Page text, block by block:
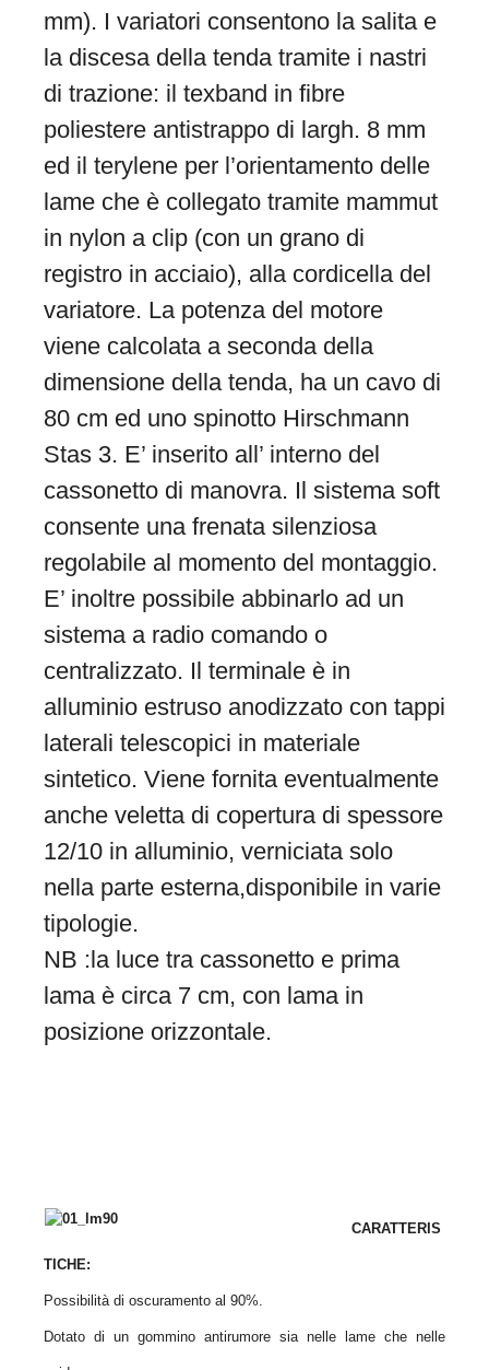
mm). I variatori consentono la salita e
la discesa della tenda tramite i nastri
di trazione: il texband in fibre
poliestere antistrappo di largh. 8 mm
ed il terylene per l’orientamento delle
lame che è collegato tramite mammut
in nylon a clip (con un grano di
registro in acciaio), alla cordicella del
variatore. La potenza del motore
viene calcolata a seconda della
dimensione della tenda, ha un cavo di
80 cm ed uno spinotto Hirschmann
Stas 3. E’ inserito all’ interno del
cassonetto di manovra. Il sistema soft
consente una frenata silenziosa
regolabile al momento del montaggio.
E’ inoltre possibile abbinarlo ad un
sistema a radio comando o
centralizzato. Il terminale è in
alluminio estruso anodizzato con tappi
laterali telescopici in materiale
sintetico. Viene fornita eventualmente
anche veletta di copertura di spessore
12/10 in alluminio, verniciata solo
nella parte esterna,disponibile in varie
tipologie.
NB :la luce tra cassonetto e prima
lama è circa 7 cm, con lama in
posizione orizzontale.
CARATTERIS
TICHE:
Possibilità di oscuramento al 90%.
Dotato di un gommino antirumore sia nelle lame che nelle